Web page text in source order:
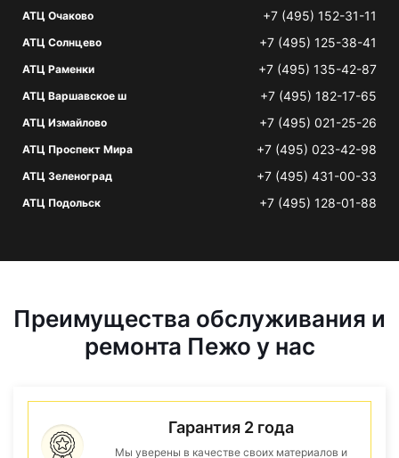
АТЦ Очаково +7 (495) 152-31-11
АТЦ Солнцево +7 (495) 125-38-41
АТЦ Раменки +7 (495) 135-42-87
АТЦ Варшавское ш +7 (495) 182-17-65
АТЦ Измайлово +7 (495) 021-25-26
АТЦ Проспект Мира +7 (495) 023-42-98
АТЦ Зеленоград +7 (495) 431-00-33
АТЦ Подольск +7 (495) 128-01-88
Преимущества обслуживания и
ремонта Пежо у нас
Гарантия 2 года
Мы уверены в качестве своих материалов и